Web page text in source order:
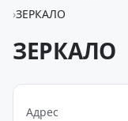
ЗЕРКАЛО
ЗЕРКАЛО
Адрес